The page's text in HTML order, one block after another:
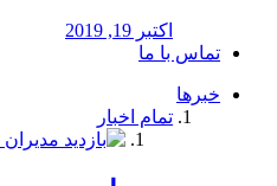
اکتبر 19, 2019
تماس با ما
خبرها
تمام اخبار